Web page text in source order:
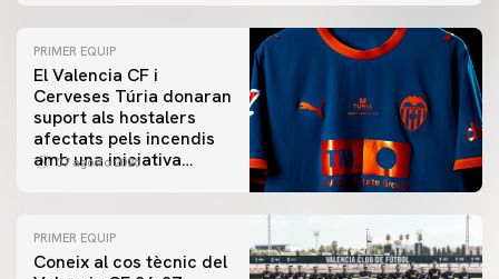
PRIMER EQUIP
El Valencia CF i
Cerveses Túria donaran
suport als hostalers
afectats pels incendis
amb una iniciativa
07 agosto 2026
PRIMER EQUIP
Coneix al cos tècnic del